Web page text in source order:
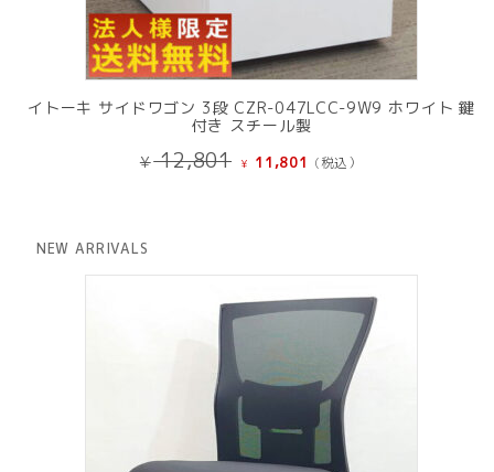
イトーキ サイドワゴン 3段 CZR-047LCC-9W9 ホワイト 鍵
付き スチール製
¥12,801 元
し
¥ 11,801 現
で
(税込）
NEW ARRIVALS